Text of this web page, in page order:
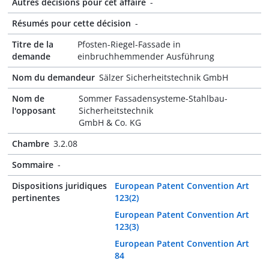
Résumés pour cette décision -
Titre de la
demande
Pfosten-Riegel-Fassade in
einbruchhemmender Ausführung
Nom du demandeur Sälzer Sicherheitstechnik GmbH
Nom de
l'opposant
Sommer Fassadensysteme-Stahlbau-
Sicherheitstechnik
GmbH & Co. KG
Chambre 3.2.08
Sommaire -
Dispositions juridiques
pertinentes
European Patent Convention Art
123(2)
European Patent Convention Art
123(3)
European Patent Convention Art
84